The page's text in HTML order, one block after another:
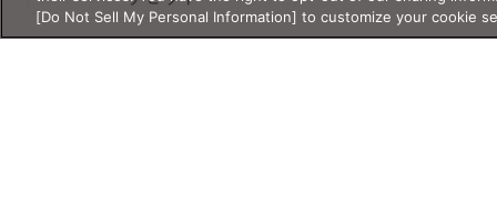
[Do Not Sell My Personal Information] to customize your cookie